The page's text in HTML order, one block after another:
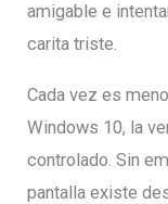
amigable e
carita triste.
Cada vez es
Windows 10, la
controlado. Sin
pantalla existe